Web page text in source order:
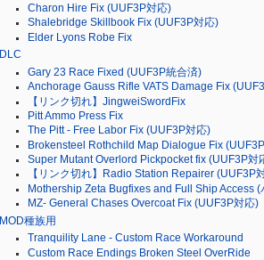
Charon Hire Fix (UUF3P対応)
Shalebridge Skillbook Fix (UUF3P対応)
Elder Lyons Robe Fix
DLC
Gary 23 Race Fixed (UUF3P統合済)
Anchorage Gauss Rifle VATS Damage Fix
【リンク切れ】JingweiSwordFix
Pitt Ammo Press Fix
The Pitt - Free Labor Fix (UUF3P対応)
Brokensteel Rothchild Map Dialogue Fix
Super Mutant Overlord Pickpocket fix (UUF3P対
【リンク切れ】Radio Station Repairer (UUF3P
Mothership Zeta Bugfixes and Full Ship Access
MZ- General Chases Overcoat Fix (UUF3P対応)
MOD種族用
Tranquility Lane - Custom Race Workaround
Custom Race Endings Broken Steel OverRide